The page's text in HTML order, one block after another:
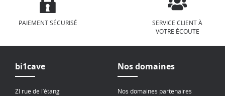
PAIEMENT SÉCURISÉ
SERVICE CLIENT À
VOTRE ÉCOUTE
bi1cave
ZI rue de l’étang
Nos domaines
Nos domaines partenaires